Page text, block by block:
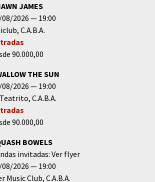
JAMES
2026
19:00
C.A.B.A.
90.000,00
THE SUN
08/2026
19:00
C.A.B.A.
90.000,00
BOWELS
invitadas: Ver flyer
08/2026
19:00
Music Club C.A.B.A.